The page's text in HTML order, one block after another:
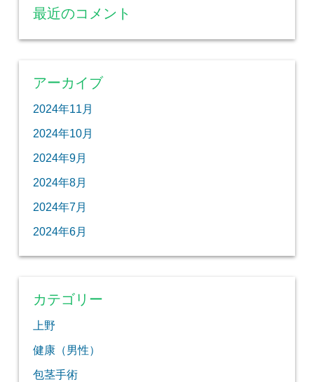
最近のコメント
アーカイブ
2024年11月
2024年10月
2024年9月
2024年8月
2024年7月
2024年6月
カテゴリー
上野
健康（男性）
包茎手術